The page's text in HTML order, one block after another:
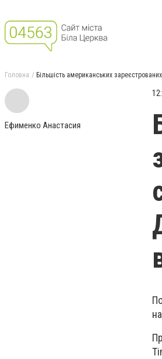
Головна Більшість американських
Ефименко Анастасия